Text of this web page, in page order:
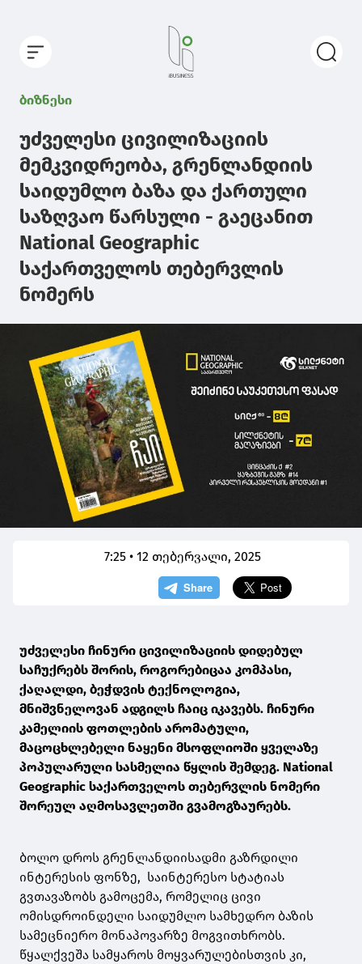
ბიზნესი
უძველესი ცივილიზაციის
მემკვიდრეობა, გრენლანდიის
საიდუმლო ბაზა და ქართული
საზღვაო წარსული - გაეცანით
National Geographic
საქართველოს თებერვლის
ნომერს
7:25 • 12 თებერვალი, 2025
უძველესი ჩინური ცივილიზაციის დიდებულ
საჩუქრებს შორის, როგორებიცაა კომპასი,
ქაღალდი, ბეჭდვის ტექნოლოგია,
მნიშვნელოვან ადგილს ჩაიც იკავებს. ჩინური
კამელიის ფოთლების არომატული,
მაცოცხლებელი ნაყენი მსოფლიოში ყველაზე
პოპულარული სასმელია წყლის შემდეგ. National
Geographic საქართველოს თებერვლის ნომერი
შორეულ აღმოსავლეთში გვამოგზაურებს.
ბოლო დროს გრენლანდიისადმი გაზრდილი
ინტერესის ფონზე, საინტერესო სტატიას
გვთავაზობს გამოცემა, რომელიც ცივი
ომისდროინდელი საიდუმლო სამხედრო ბაზის
სამეცნიერო მონაპოვარზე მოგვითხრობს.
წყალქვეშა სამყაროს მოყვარულებისთვის კი,